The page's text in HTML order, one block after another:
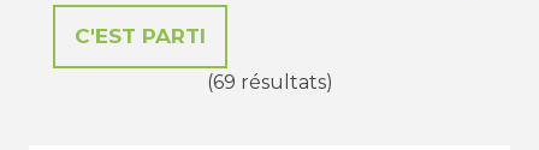
(69 résultats)